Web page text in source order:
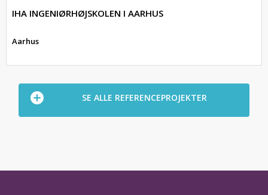
IHA INGENIØRHØJSKOLEN I AARHUS
Aarhus
SE ALLE REFERENCEPROJEKTER